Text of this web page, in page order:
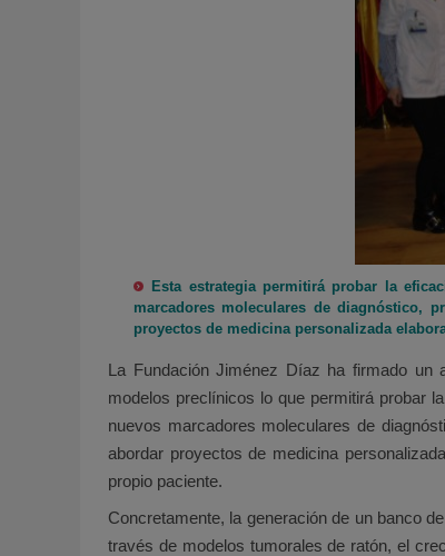
Esta estrategia permitirá probar la
marcadores moleculares de diagnóstico,
proyectos de medicina personalizada
La Fundación Jiménez Díaz ha firmado un
modelos preclínicos lo que permitirá probar
nuevos marcadores moleculares de
abordar proyectos de medicina
propio paciente.
Concretamente, la generación de un banco
través de modelos tumorales de ratón, el